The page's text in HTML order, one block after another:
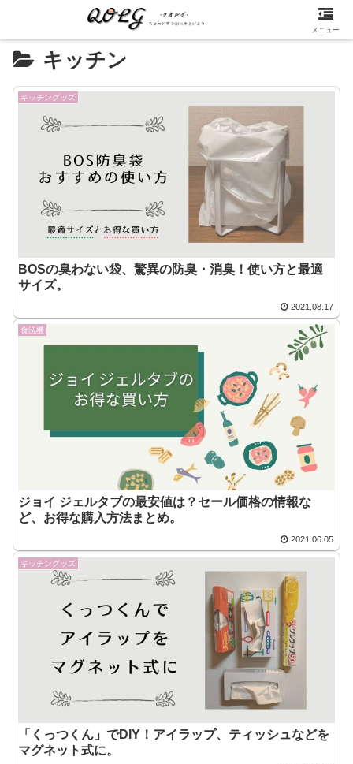
キッチン
キッチングッズ
BOSの臭わない袋、驚異の防臭・消臭！使い方と最適
サイズ。
2021.08.17
食洗機
ジョイ ジェルタブの最安値は？セール価格の情報な
ど、お得な購入方法まとめ。
2021.06.05
キッチングッズ
「くっつくん」でDIY！アイラップ、ティッシュなどを
マグネット式に。
メニュー